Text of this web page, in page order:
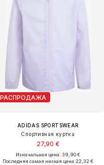
РАСПРОДАЖА
ADIDAS SPORTSWEAR
Спортивная куртка
27,90 €
Изначальная цена: 39,90 €
Последняя самая низкая цена:22,32 €